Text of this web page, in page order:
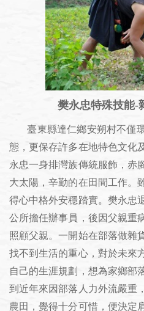
樊永忠特殊技能-
臺東縣達仁鄉安朔村不僅
態，更保存許多在地特色文化
永忠一身排灣族傳統服飾，赤
大太陽，辛勤的在田間工作。
得心中格外安穩踏實。樊永忠
公所擔任辦事員，後因父親重
照顧父親。一開始在部落做雜
找不到生活的重心，對於未來
自己的生涯規劃，想為家鄉部
到近年來因部落人力外流嚴重
農田，覺得十分可惜，便決定